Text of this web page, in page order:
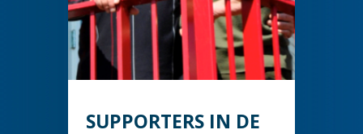
SUPPORTERS IN DE